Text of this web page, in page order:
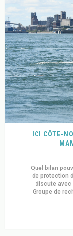
ICI CÔTE-
Quel bilan
de protection
discute avec
Groupe de